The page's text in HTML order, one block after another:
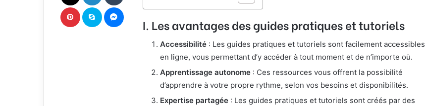
I. Les avantages des guides pratiques et tutoriels
Accessibilité : Les guides pratiques et tutoriels sont facilement accessibles
en ligne, vous permettant d’y accéder à tout moment et de n’importe où.
Apprentissage autonome : Ces ressources vous offrent la possibilité
d’apprendre à votre propre rythme, selon vos besoins et disponibilités.
Expertise partagée : Les guides pratiques et tutoriels sont créés par des
u
r
r